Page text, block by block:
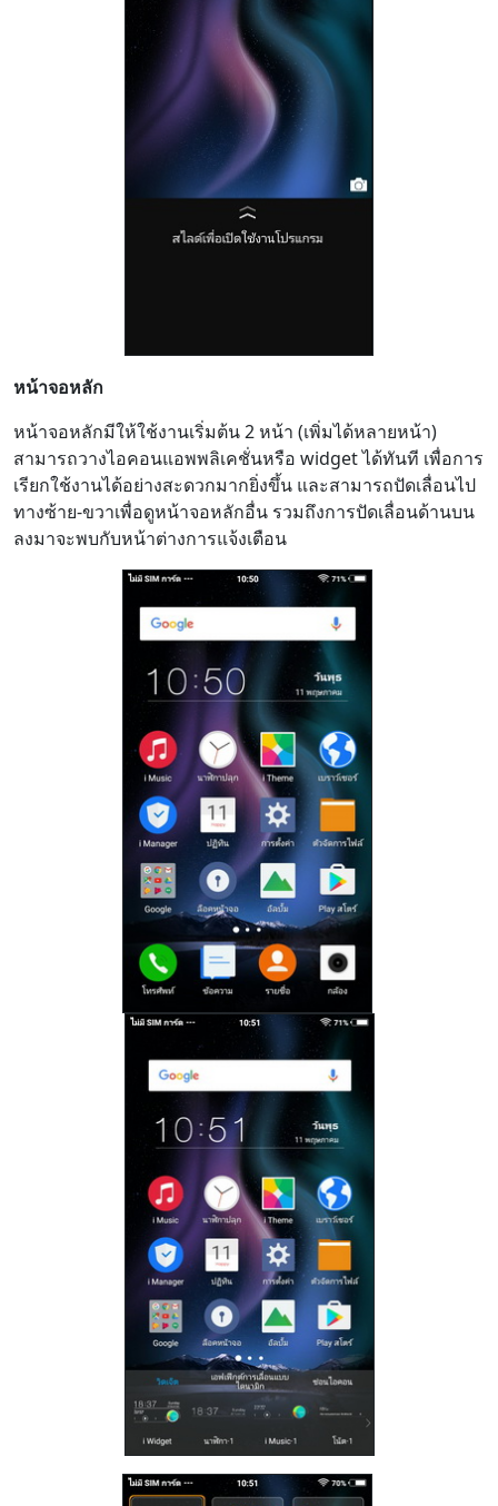
หน้าจอหลัก
หน้าจอหลักมีให้ใช้งานเริ่มต้น 2 หน้า (เพิ่มได้หลายหน้า)
สามารถวางไอคอนแอพพลิเคชั่นหรือ widget ได้ทันที เพื่อการ
เรียกใช้งานได้อย่างสะดวกมากยิ่งขึ้น และสามารถปัดเลื่อนไป
ทางซ้าย-ขวาเพื่อดูหน้าจอหลักอื่น รวมถึงการปัดเลื่อนด้านบน
ลงมาจะพบกับหน้าต่างการแจ้งเตือน